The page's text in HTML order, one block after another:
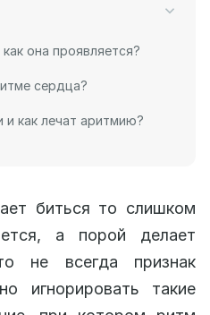
она проявляется?
сердца?
как лечат аритмию?
биться то слишком
а порой делает
не всегда признак
игнорировать такие